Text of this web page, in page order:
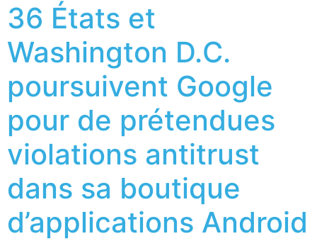
36 États et
Washington D.C.
poursuivent Google
pour de prétendues
violations antitrust
dans sa boutique
d’applications Android